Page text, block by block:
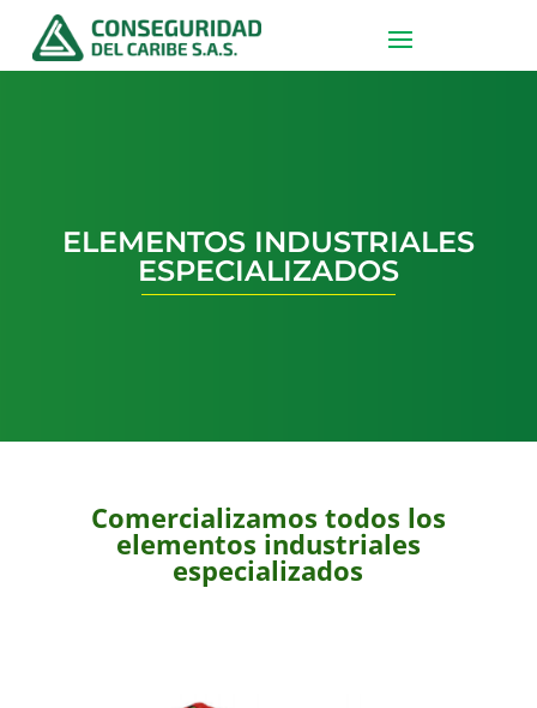
ELEMENTOS INDUSTRIALES
ESPECIALIZADOS
Comercializamos todos los
elementos industriales
especializados